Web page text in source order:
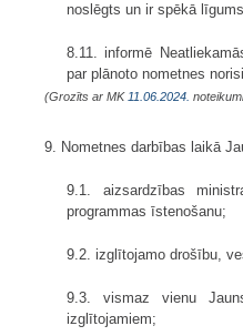
noslēgts un ir spēkā
8.11. informē
par plānoto nometnes
(Grozīts ar MK 11.06.2024.
9. Nometnes darbības laikā
9.1. aizsardzības
programmas īstenošanu;
9.2. izglītojamo drošību,
9.3. vismaz vienu
izglītojamiem;